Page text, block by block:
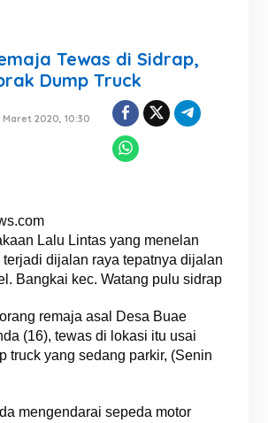
Tewas di Sidrap,
Dump Truck
Maret 2020, 10:30
Lalu Lintas yang menelan
dijalan raya tepatnya dijalan
Bangkai kec. Watang pulu sidrap
remaja asal Desa Buae
(16), tewas di lokasi itu usai
truck yang sedang parkir, (Senin
mengendarai sepeda motor